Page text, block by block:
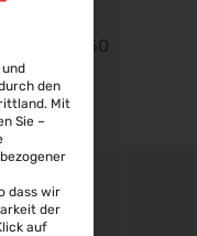
TABLO 50
und
den
Mit
Sie –
dass wir
der
auf